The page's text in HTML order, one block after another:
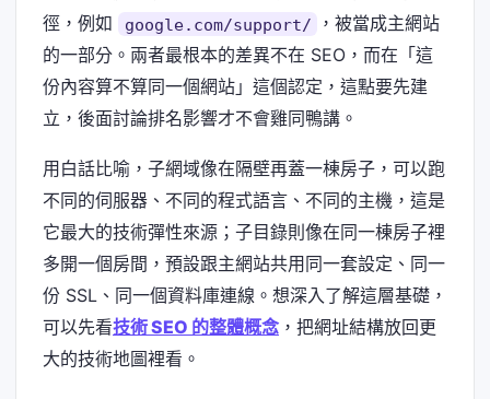
徑，例如
google.com/support/
，被當成主網站
的一部分。兩者最根本的差異不在 SEO，而在「這
份內容算不算同一個網站」這個認定，這點要先建
立，後面討論排名影響才不會雞同鴨講。
用白話比喻，子網域像在隔壁再蓋一棟房子，可以跑
不同的伺服器、不同的程式語言、不同的主機，這是
它最大的技術彈性來源；子目錄則像在同一棟房子裡
多開一個房間，預設跟主網站共用同一套設定、同一
份 SSL、同一個資料庫連線。想深入了解這層基礎，
可以先看技術 SEO 的整體概念 ，把網址結構放回更
大的技術地圖裡看。